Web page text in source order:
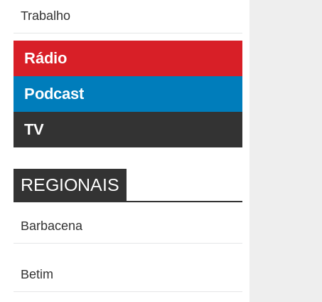
Trabalho
Rádio
Podcast
TV
REGIONAIS
Barbacena
Betim